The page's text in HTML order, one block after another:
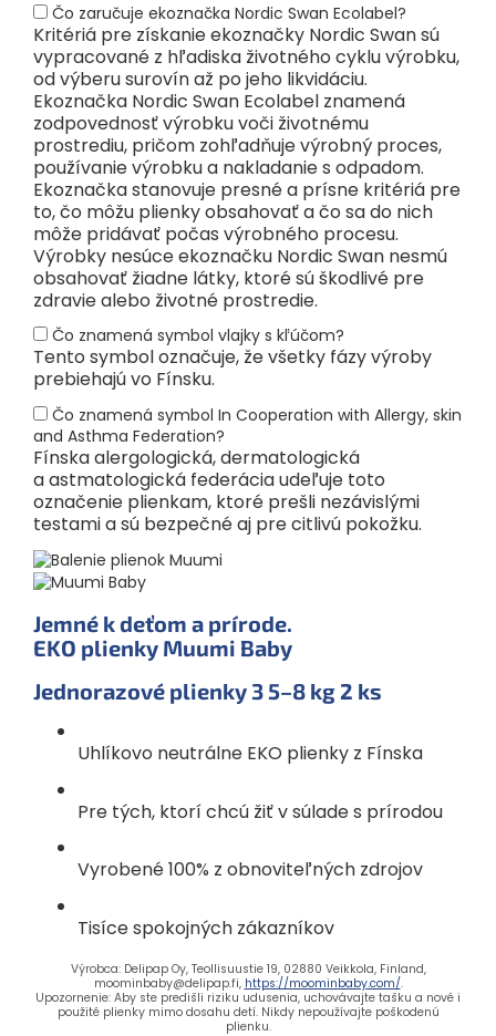
Čo zaručuje ekoznačka Nordic Swan Ecolabel?
Kritériá pre získanie ekoznačky Nordic Swan sú
vypracované z hľadiska životného cyklu výrobku,
od výberu surovín až po jeho likvidáciu.
Ekoznačka Nordic Swan Ecolabel znamená
zodpovednosť výrobku voči životnému
prostrediu, pričom zohľadňuje výrobný proces,
používanie výrobku a nakladanie s odpadom.
Ekoznačka stanovuje presné a prísne kritériá pre
to, čo môžu plienky obsahovať a čo sa do nich
môže pridávať počas výrobného procesu.
Výrobky nesúce ekoznačku Nordic Swan nesmú
obsahovať žiadne látky, ktoré sú škodlivé pre
zdravie alebo životné prostredie.
Čo znamená symbol vlajky s kľúčom?
Tento symbol označuje, že všetky fázy výroby
prebiehajú vo Fínsku.
Čo znamená symbol In Cooperation with Allergy, skin
and Asthma Federation?
Fínska alergologická, dermatologická
a astmatologická federácia udeľuje toto
označenie plienkam, ktoré prešli nezávislými
testami a sú bezpečné aj pre citlivú pokožku.
Jemné k deťom a prírode.
EKO plienky Muumi Baby
Jednorazové plienky 3 5–8 kg2 ks
Uhlíkovo neutrálne EKO plienky z Fínska
Pre tých, ktorí chcú žiť v súlade s prírodou
Vyrobené 100% z obnoviteľných zdrojov
Tisíce spokojných zákazníkov
Výrobca: Delipap Oy, Teollisuustie 19, 02880 Veikkola, Finland,
moominbaby@delipap.fi, https://moominbaby.com/.
Upozornenie: Aby ste predišli riziku udusenia, uchovávajte tašku a nové i
použité plienky mimo dosahu detí. Nikdy nepoužívajte poškodenú
plienku.